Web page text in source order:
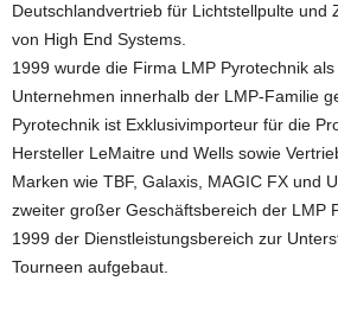
Deutschlandvertrieb für Lichtstellpulte und
von High End Systems.
1999 wurde die Firma LMP Pyrotechnik
Unternehmen innerhalb der LMP-Familie
Pyrotechnik ist Exklusivimporteur für die
Hersteller LeMaitre und Wells sowie
Marken wie TBF, Galaxis, MAGIC FX und
zweiter großer Geschäftsbereich der LMP
1999 der Dienstleistungsbereich zur
Tourneen aufgebaut.